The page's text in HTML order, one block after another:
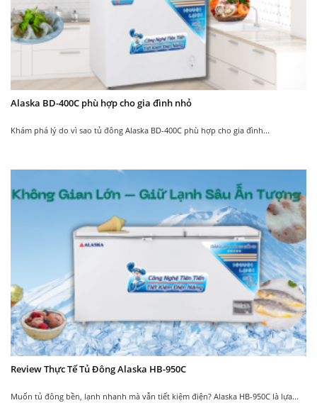
Alaska BD-400C phù hợp cho gia đình nhỏ
Khám phá lý do vì sao tủ đông Alaska BD-400C phù hợp cho gia đình...
Review Thực Tế Tủ Đông Alaska HB-950C
Muốn tủ đông bền, lạnh nhanh mà vẫn tiết kiệm điện? Alaska HB-950C là lựa...